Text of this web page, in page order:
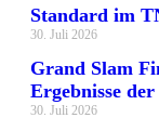
Standard im
30. Juli 2026
Grand Slam
Ergebnisse
30. Juli 2026